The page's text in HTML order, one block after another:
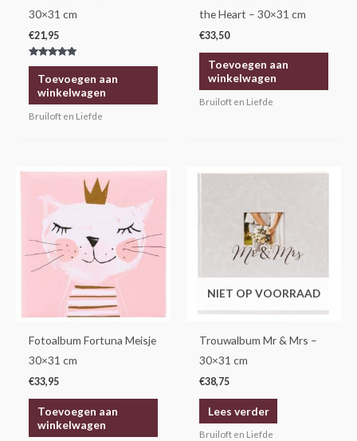
30×31 cm
€21,95
Gewaardeerd
5.00
uit 5Toevoegen aan
winkelwagen
Bruiloft en Liefde
the Heart – 30×31 cm
€33,50
Toevoegen aan
winkelwagen
Bruiloft en Liefde
Fotoalbum Fortuna Meisje
30×31 cm
€33,95
Toevoegen aan
winkelwagen
NIET OP VOORRAAD
Trouwalbum Mr & Mrs –
30×31 cm
€38,75
Lees verder
Bruiloft en Liefde